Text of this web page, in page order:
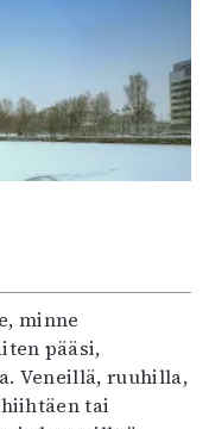
minne
pääsi,
Veneillä, ruuhilla,
tai